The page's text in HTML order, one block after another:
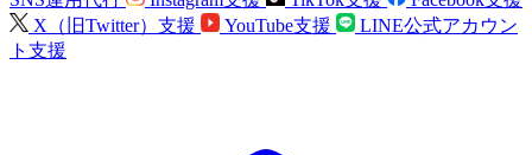
X（旧Twitter）支援
YouTube支援
LINE公式アカウン
ト支援